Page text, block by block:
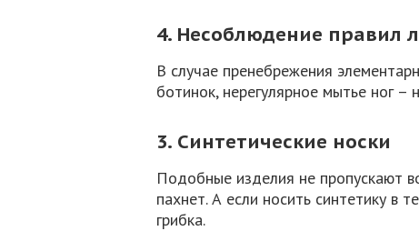
4. Несоблюдение правил
В случае пренебрежения
ботинок, нерегулярное мытье ног –
3. Синтетические носки
Подобные изделия не пропускают
пахнет. А если носить синтетику в
грибка.